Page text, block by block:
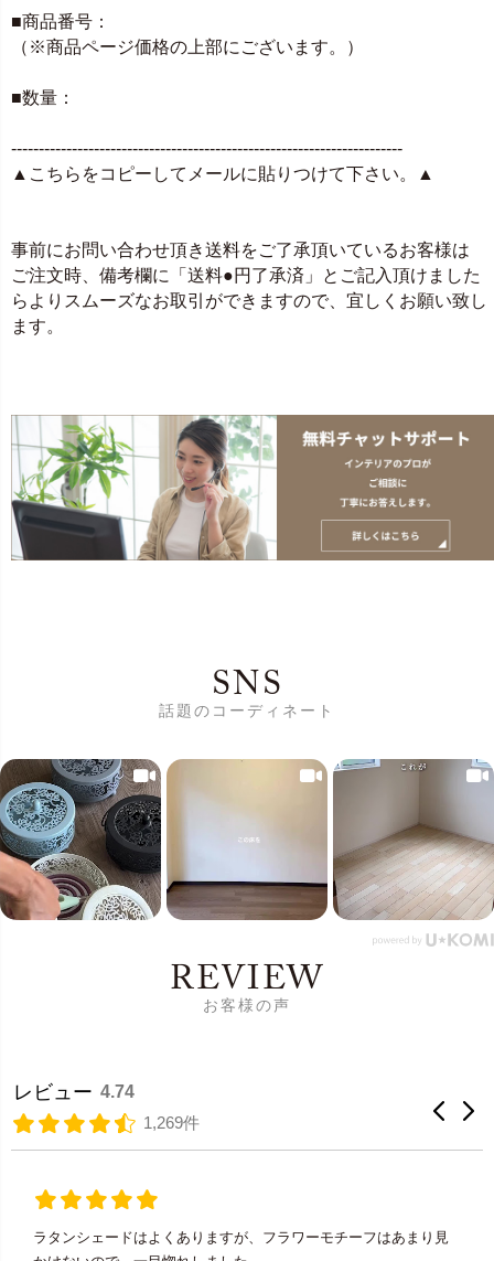
■商品番号：
（※商品ページ価格の上部にございます。）
■数量：
-----------------------------------------------------------------------
▲こちらをコピーしてメールに貼りつけて下さい。▲
事前にお問い合わせ頂き送料をご了承頂いているお客様は
ご注文時、備考欄に「送料●円了承済」とご記入頂けました
らよりスムーズなお取引ができますので、宜しくお願い致し
ます。
SNS
話題のコーディネート
REVIEW
お客様の声
レビュー 4.74
1,269件
ラタンシェードはよくありますが、フラワーモチーフはあまり見